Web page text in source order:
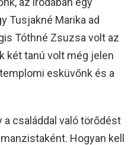
Tusjakné Marika ad
Tóthné Zsuzsa volt az
két tanú volt még jelen
esküvőnk és a
a családdal való törődést
Hogyan kell